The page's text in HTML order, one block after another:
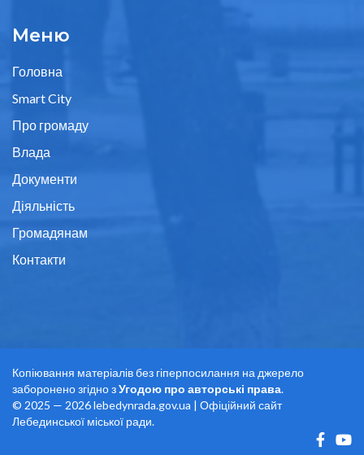
Меню
Головна
Smart City
Про громаду
Влада
Документи
Діяльність
Громадянам
Контакти
Копіювання матеріалів без гіперпосилання на джерело
заборонено згідно зУгодою про авторські права.
© 2025 — 2026 lebedynrada.gov.ua | Офіційний сайт
Лебединської міської ради.